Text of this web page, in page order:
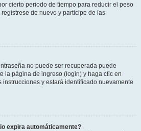
cierto periodo de tiempo para reducir el peso
de nuevo y participe de las
no puede ser recuperada puede
la página de ingreso (login) y haga clic en
instrucciones y estará identificado nuevamente
expira automáticamente?